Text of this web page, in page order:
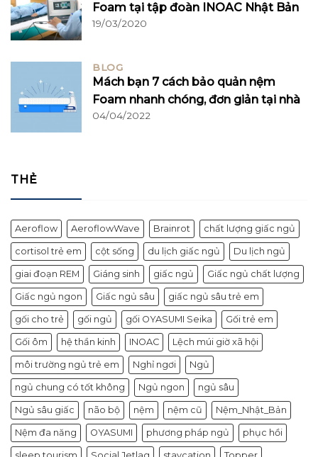
Foam tại tập đoàn INOAC Nhật Bản
19/03/2020
BLOG
Mách bạn 7 cách bảo quản nệm
Foam nhanh chóng, đơn giản tại nhà
04/04/2022
THẺ
Aeroflow AeroflowWave Brainrot chất lượng giấc ngủ
cortisol trẻ em cột sống du lịch giấc ngủ Du lịch ngủ
giai đoạn REM Giáng sinh giấc ngủ Giấc ngủ chất lượng
Giấc ngủ ngon Giấc ngủ sâu giấc ngủ sâu trẻ em
gối cho trẻ gối ngủ gối OYASUMI Seika Gối trẻ em
Gối ôm hệ thần kinh INOAC Lệch múi giờ xã hội
môi trường ngủ trẻ em Nghỉ ngơi Ngủ
ngủ chung có tốt không Ngủ ngon ngủ sâu
Ngủ sâu giấc não bộ nệm nệm cũ Nệm_Nhật_Bản
Nệm đa năng OYASUMI phương pháp ngủ phục hồi